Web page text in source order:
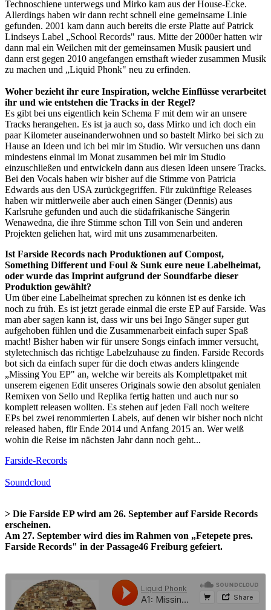
Technoschiene unterwegs und Mirko kam aus der House-Ecke.
Allerdings haben wir dann recht schnell eine gemeinsame Linie
gefunden. 2001 kam dann auch bereits die erste Platte auf Patrick
Lindseys Label „School Records" raus. Mitte der 2000er hatten wir
dann mal ein Weilchen mit der gemeinsamen Musik pausiert und
dann erst gegen 2010 angefangen ernsthaft wieder zusammen Musik
zu machen und „Liquid Phonk" neu zu erfinden.
Woher bezieht ihr eure Inspiration, welche Einflüsse verarbeitet
ihr und wie entstehen die Tracks in der Regel?
Es gibt bei uns eigentlich kein Schema F mit dem wir an unsere
Tracks herangehen. Es ist ja auch so, dass Mirko und ich doch ein
paar Kilometer auseinanderwohnen und so bastelt Mirko bei sich zu
Hause an Ideen und ich bei mir im Studio. Wir versuchen uns dann
mindestens einmal im Monat zusammen bei mir im Studio
einzuschließen und entwickeln dann aus diesen Ideen unsere Tracks.
Bei den Vocals haben wir bisher auf die Stimme von Patricia
Edwards aus den USA zurückgegriffen. Für zukünftige Releases
haben wir mittlerweile aber auch einen Sänger (Dennis) aus
Karlsruhe gefunden und auch die südafrikanische Sängerin
Wenawedna, die ihre Stimme schon Till von Sein und anderen
Projekten geliehen hat, wird mit uns zusammenarbeiten.
Ist Farside Records nach Produktionen auf Compost,
Something Different und Foul & Sunk eure neue Labelheimat,
oder wurde das Imprint aufgrund der Soundfarbe dieser
Produktion gewählt?
Um über eine Labelheimat sprechen zu können ist es denke ich
noch zu früh. Es ist jetzt gerade einmal die erste EP auf Farside. Was
man aber sagen kann ist, dass wir uns bei Ingo Sänger super gut
aufgehoben fühlen und die Zusammenarbeit einfach super Spaß
macht! Bisher haben wir für unsere Songs einfach immer versucht,
styletechnisch das richtige Labelzuhause zu finden. Farside Records
bot sich da einfach super für die doch etwas anders klingende
„Missing You EP" an, welche wir bereits als Komplettpaket mit
unserem eigenen Edit unseres Originals sowie den absolut genialen
Remixen von Sello und Replika fertig hatten und auch nur so
komplett releasen wollten. Es stehen auf jeden Fall noch weitere
EPs bei zwei renommierten Labels, auf denen wir bisher noch nicht
released haben, für Ende 2014 und Anfang 2015 an. Wer weiß
wohin die Reise im nächsten Jahr dann noch geht...
Farside-Records
Soundcloud
> Die Farside EP wird am 26. September auf Farside Records
erscheinen.
Am 27. September wird dies im Rahmen von „Fetepete pres.
Farside Records" in der Passage46 Freiburg gefeiert.